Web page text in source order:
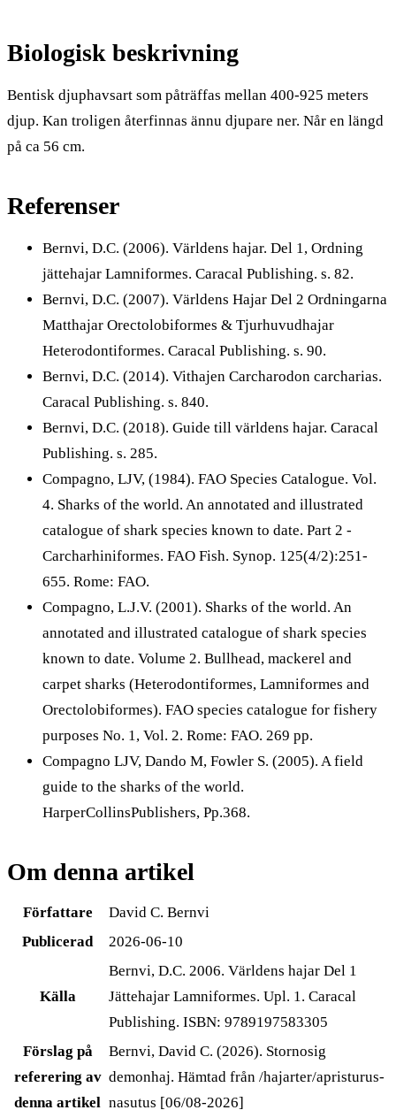
Biologisk beskrivning
Bentisk djuphavsart som påträffas mellan 400-925 meters
djup. Kan troligen återfinnas ännu djupare ner. Når en längd
på ca 56 cm.
Referenser
Bernvi, D.C. (2006). Världens hajar. Del 1, Ordning
jättehajar Lamniformes. Caracal Publishing. s. 82.
Bernvi, D.C. (2007). Världens Hajar Del 2 Ordningarna
Matthajar Orectolobiformes & Tjurhuvudhajar
Heterodontiformes. Caracal Publishing. s. 90.
Bernvi, D.C. (2014). Vithajen Carcharodon carcharias.
Caracal Publishing. s. 840.
Bernvi, D.C. (2018). Guide till världens hajar. Caracal
Publishing. s. 285.
Compagno, LJV, (1984). FAO Species Catalogue. Vol.
4. Sharks of the world. An annotated and illustrated
catalogue of shark species known to date. Part 2 -
Carcharhiniformes. FAO Fish. Synop. 125(4/2):251-
655. Rome: FAO.
Compagno, L.J.V. (2001). Sharks of the world. An
annotated and illustrated catalogue of shark species
known to date. Volume 2. Bullhead, mackerel and
carpet sharks (Heterodontiformes, Lamniformes and
Orectolobiformes). FAO species catalogue for fishery
purposes No. 1, Vol. 2. Rome: FAO. 269 pp.
Compagno LJV, Dando M, Fowler S. (2005). A field
guide to the sharks of the world.
HarperCollinsPublishers, Pp.368.
Om denna artikel
Författare
David C. Bernvi
Publicerad
2026-06-10
Källa
Bernvi, D.C. 2006. Världens hajar Del 1
Jättehajar Lamniformes. Upl. 1. Caracal
Publishing. ISBN: 9789197583305
Förslag på
referering av
denna artikel
Bernvi, David C. (2026). Stornosig
demonhaj. Hämtad från /hajarter/apristurus-
nasutus [06/08-2026]